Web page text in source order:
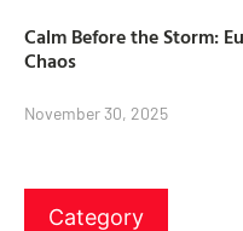
Calm Before the Storm:
Chaos
November 30, 2025
Category